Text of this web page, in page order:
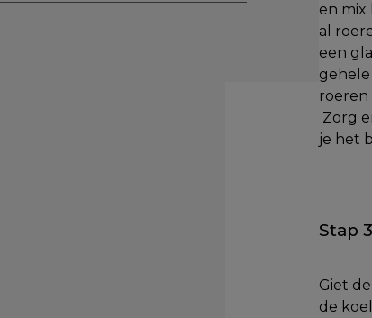
en mix
al
een
Zorg
je het
Stap 3
Giet
de